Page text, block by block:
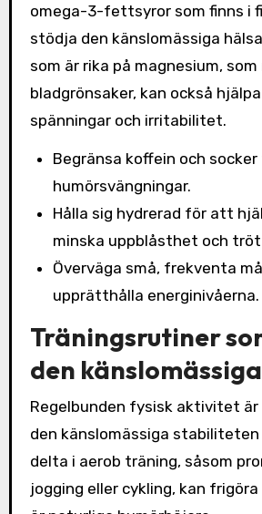
omega-3-fettsyror som finns i
stödja den känslomässiga
som är rika på magnesium,
bladgrönsaker, kan också
spänningar och irritabilitet.
Begränsa koffein och
humörsvängningar.
Hålla sig hydrerad för att
minska uppblåsthet och
Överväga små, frekventa
upprätthålla energinivåerna.
Träningsrutiner
den
Regelbunden fysisk aktivitet
den känslomässiga stabiliteten
delta i aerob träning, såsom
jogging eller cykling, kan frigöra